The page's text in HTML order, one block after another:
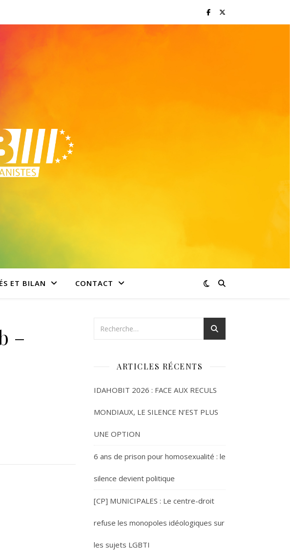
ET BILAN CONTACT
–
ARTICLES RÉCENTS
IDAHOBIT 2026 : FACE AUX RECULS
MONDIAUX, LE SILENCE N’EST PLUS
UNE OPTION
6 ans de prison pour homosexualité : le
silence devient politique
[CP] MUNICIPALES : Le centre-droit
refuse les monopoles idéologiques sur
les sujets LGBTI